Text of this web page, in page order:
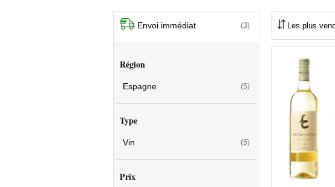
Envoi immédiat (3)
Région
Espagne (5)
Type
Vin (5)
Prix